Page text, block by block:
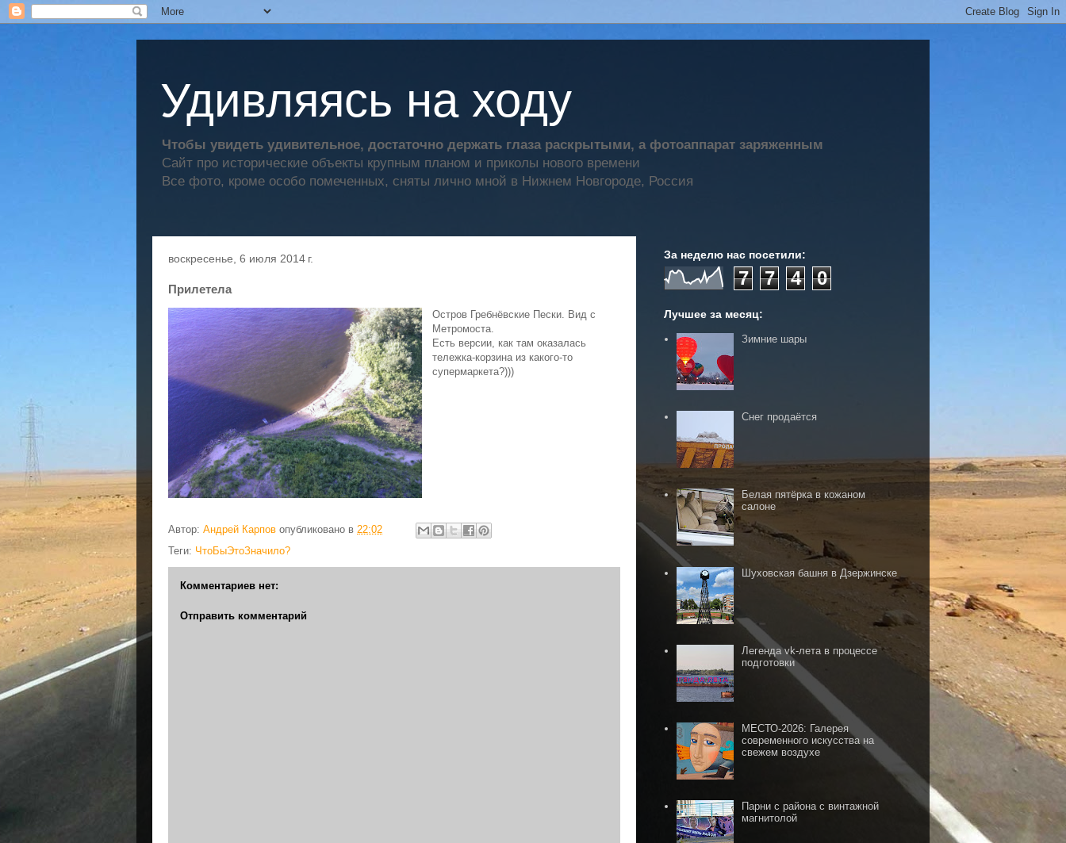
Удивляясь на ходу
Чтобы увидеть удивительное, достаточно держать глаза раскрытыми, а фотоаппарат заряженным
Сайт про исторические объекты крупным планом и приколы нового времени
Все фото, кроме особо помеченных, сняты лично мной в Нижнем Новгороде, Россия
воскресенье, 6 июля 2014 г.
Прилетела
Остров Гребнёвские Пески. Вид с
Метромоста.
Есть версии, как там оказалась
тележка-корзина из какого-то
супермаркета?)))
Автор: Андрей Карпов опубликовано в 22:02
Теги: ЧтоБыЭтоЗначило?
Комментариев нет:
Отправить комментарий
За неделю нас посетили:
7 7 4 0
Лучшее за месяц:
Зимние шары
Снег продаётся
Белая пятёрка в кожаном
салоне
Шуховская башня в Дзержинске
Легенда vk-лета в процессе
подготовки
МЕСТО-2026: Галерея
современного искусства на
свежем воздухе
Парни с района с винтажной
магнитолой